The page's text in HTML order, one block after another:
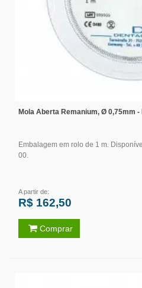
Mola Aberta Remanium, Ø 0,75mm -
Embalagem em rolo de 1 m.
00.
A partir de:
R$ 162,50
Comprar